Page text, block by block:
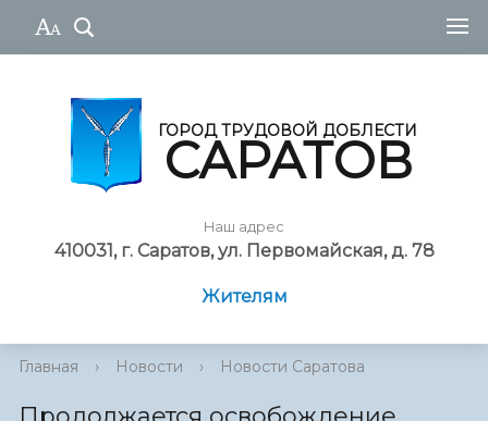
ГОРОД ТРУДОВОЙ ДОБЛЕСТИ
САРАТОВ
Наш адрес
410031, г. Саратов, ул. Первомайская, д. 78
Жителям
Главная › Новости › Новости Саратова